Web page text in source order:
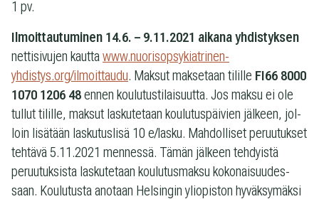
1 pv.
Ilmoit­tau­tu­mi­nen 14.6. – 9.11.2021 aikana yhdis­tyk­sen
net­ti­si­vu­jen kautta www.nuorisopsykiatrinen-
yhdistys.org/ilmoittaudu. Mak­sut mak­se­taan tilille FI66 8000
1070 1206 48ennen kou­lu­tus­ti­lai­suutta. Jos maksu ei ole
tul­lut tilille, mak­sut las­ku­te­taan kou­lu­tus­päi­vien jäl­keen, jol­
loin lisä­tään las­ku­tus­lisä 10 e/lasku. Mah­dol­li­set peruu­tuk­set
teh­tävä 5.11.2021 men­nessä. Tämän jäl­keen teh­dyistä
peruu­tuk­sista las­ku­te­taan kou­lu­tus­maksu koko­nai­suu­des­
saan. Kou­lu­tusta ano­taan Hel­sin­gin yli­opis­ton hyväk­sy­mäksi